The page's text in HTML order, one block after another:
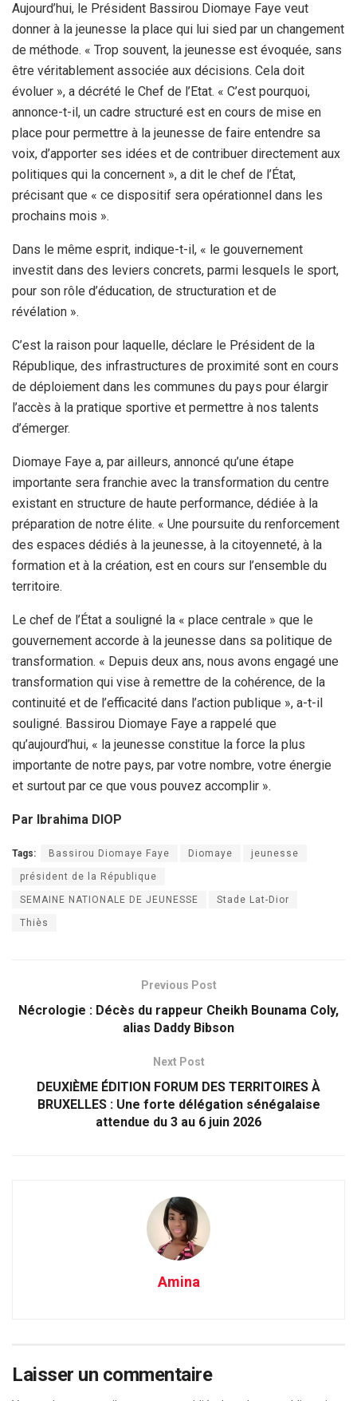
Aujourd’hui, le Président Bassirou Diomaye Faye veut
donner à la jeunesse la place qui lui sied par un changement
de méthode. « Trop souvent, la jeunesse est évoquée, sans
être véritablement associée aux décisions. Cela doit
évoluer », a décrété le Chef de l’Etat. « C’est pourquoi,
annonce-t-il, un cadre structuré est en cours de mise en
place pour permettre à la jeunesse de faire entendre sa
voix, d’apporter ses idées et de contribuer directement aux
politiques qui la concernent », a dit le chef de l’État,
précisant que « ce dispositif sera opérationnel dans les
prochains mois ».
Dans le même esprit, indique-t-il, « le gouvernement
investit dans des leviers concrets, parmi lesquels le sport,
pour son rôle d’éducation, de structuration et de
révélation ».
C’est la raison pour laquelle, déclare le Président de la
République, des infrastructures de proximité sont en cours
de déploiement dans les communes du pays pour élargir
l’accès à la pratique sportive et permettre à nos talents
d’émerger.
Diomaye Faye a, par ailleurs, annoncé qu’une étape
importante sera franchie avec la transformation du centre
existant en structure de haute performance, dédiée à la
préparation de notre élite. « Une poursuite du renforcement
des espaces dédiés à la jeunesse, à la citoyenneté, à la
formation et à la création, est en cours sur l’ensemble du
territoire.
Le chef de l’État a souligné la « place centrale » que le
gouvernement accorde à la jeunesse dans sa politique de
transformation. « Depuis deux ans, nous avons engagé une
transformation qui vise à remettre de la cohérence, de la
continuité et de l’efficacité dans l’action publique », a-t-il
souligné. Bassirou Diomaye Faye a rappelé que
qu’aujourd’hui, « la jeunesse constitue la force la plus
importante de notre pays, par votre nombre, votre énergie
et surtout par ce que vous pouvez accomplir ».
Par Ibrahima DIOP
Tags: Bassirou Diomaye Faye Diomaye jeunesse
président de la République
SEMAINE NATIONALE DE JEUNESSE Stade Lat-Dior
Thiès
Previous Post
Nécrologie : Décès du rappeur Cheikh Bounama Coly,
alias Daddy Bibson
Next Post
DEUXIÈME ÉDITION FORUM DES TERRITOIRES À
BRUXELLES : Une forte délégation sénégalaise
attendue du 3 au 6 juin 2026
Amina
Laisser un commentaire